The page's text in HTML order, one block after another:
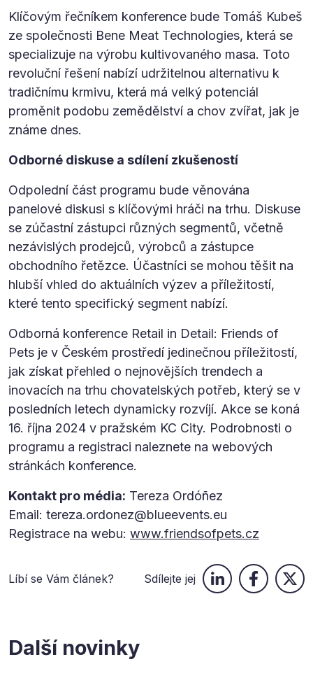
Klíčovým řečníkem konference bude Tomáš Kubeš
ze společnosti Bene Meat Technologies, která se
specializuje na výrobu kultivovaného masa. Toto
revoluční řešení nabízí udržitelnou alternativu k
tradičnímu krmivu, která má velký potenciál
proměnit podobu zemědělství a chov zvířat, jak je
známe dnes.
Odborné diskuse a sdílení zkušeností
Odpolední část programu bude věnována
panelové diskusi s klíčovými hráči na trhu. Diskuse
se zúčastní zástupci různých segmentů, včetně
nezávislých prodejců, výrobců a zástupce
obchodního řetězce. Účastníci se mohou těšit na
hlubší vhled do aktuálních výzev a příležitostí,
které tento specifický segment nabízí.
Odborná konference Retail in Detail: Friends of
Pets je v Českém prostředí jedinečnou příležitostí,
jak získat přehled o nejnovějších trendech a
inovacích na trhu chovatelských potřeb, který se v
posledních letech dynamicky rozvíjí. Akce se koná
16. října 2024 v pražském KC City. Podrobnosti o
programu a registraci naleznete na webových
stránkách konference.
Kontakt pro média: Tereza Ordóñez
Email: tereza.ordonez@blueevents.eu
Registrace na webu: www.friendsofpets.cz
Líbí se Vám článek? Sdílejte jej
Další novinky